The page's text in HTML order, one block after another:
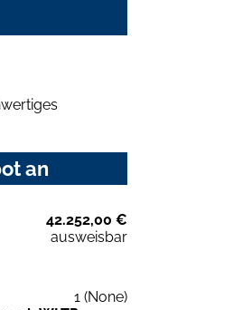
an
42.252,00 €
ausweisbar
1 (None)